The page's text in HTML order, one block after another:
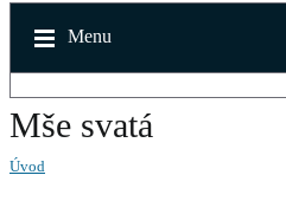
Menu
Mše svatá
Úvod